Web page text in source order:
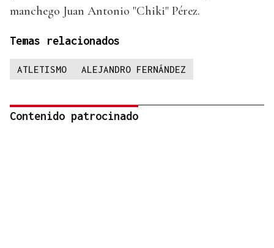
manchego Juan Antonio "Chiki" Pérez.
Temas relacionados
ATLETISMO ALEJANDRO FERNÁNDEZ
Contenido patrocinado